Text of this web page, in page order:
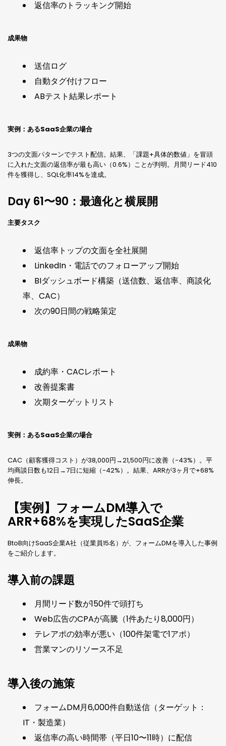
返信率のトラッキング開始
成果物
送信ログ
自動タグ付けフロー
ABテスト結果レポート
実例：あるSaaS企業の場合
3つの文面パターンでテスト配信。結果、「課題+具体的数値」を冒頭
に入れた文面の返信率が最も高い（0.6%）ことが判明。月間リード410
件を獲得し、SQL化率14%を達成。
Day 61〜90：最適化と横展開
主要タスク
返信率トップの文面を全社展開
LinkedIn・電話でのフォローアップ開始
BIダッシュボード構築（送信数、返信率、商談化
率、CAC）
次の90日間の戦略策定
成果物
成約率・CACレポート
改善提案書
次期ターゲットリスト
実例：あるSaaS企業の場合
CAC（顧客獲得コスト）が38,000円→21,500円に改善（-43%）。平
均商談日数も12日→7日に短縮（-42%）。結果、ARRが3ヶ月で+68%
伸長。
【実例】フォームDM導入で
ARR+68%を実現したSaaS企業
BtoB向けSaaS企業A社（従業員15名）が、フォームDMを導入した事例
をご紹介します。
導入前の課題
月間リード数が150件で頭打ち
Web広告のCPAが高騰（1件あたり8,000円）
テレアポの効率が悪い（100件架電で1アポ）
営業マンのリソース不足
導入後の施策
フォームDM月6,000件自動送信（ターゲット：
IT・製造業）
返信率の高い時間帯（平日10〜11時）に配信